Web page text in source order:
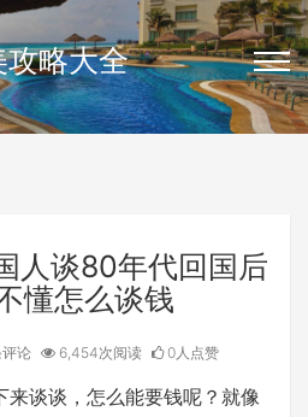
攻略大全
人谈80年代回国后
懂怎么谈钱
论 6,454次阅读 0人点赞
来谈谈，怎么能要钱呢？就像